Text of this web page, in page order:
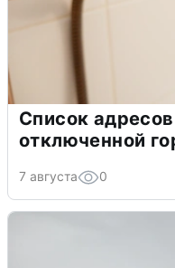
Список
отключенной
7 августа 0